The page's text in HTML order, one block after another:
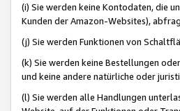
(i) Sie werden keine Kontodaten, die
Kunden der Amazon-Websites),
(j) Sie werden Funktionen von
(k) Sie werden keine Bestellungen
und keine andere natürliche oder
(l) Sie werden alle Handlungen